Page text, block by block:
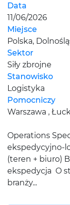
Data
11/06/2026
Miejsce
Polska,
Sektor
Siły zbrojne
Stanowisko
Logistyka
Pomocniczy
Warszawa ,
Operations
(teren + biuro)
ekspedycja O
branży...